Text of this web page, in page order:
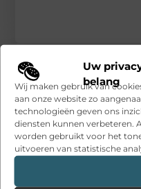
Uw
belang
Wij maken gebruik van
aan onze website zo
technologieën geven ons
diensten kunnen verbeteren.
worden gebruikt voor het
uitvoeren van statistische